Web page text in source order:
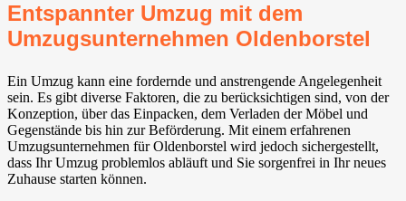
Entspannter Umzug mit dem
Umzugsunternehmen Oldenborstel
Ein Umzug kann eine fordernde und anstrengende Angelegenheit
sein. Es gibt diverse Faktoren, die zu berücksichtigen sind, von der
Konzeption, über das Einpacken, dem Verladen der Möbel und
Gegenstände bis hin zur Beförderung. Mit einem erfahrenen
Umzugsunternehmen für Oldenborstel wird jedoch sichergestellt,
dass Ihr Umzug problemlos abläuft und Sie sorgenfrei in Ihr neues
Zuhause starten können.